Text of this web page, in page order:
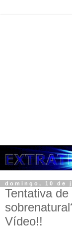
domingo, 10 de
Tentativa
Vídeo!!